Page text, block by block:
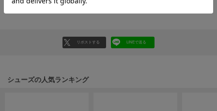
GELATO PIQUE CAT&DOG
ジェラート ピケ キャットアンドドッグ
ジェラート ピケ スリープ
返品・キャンセルについて
リポストする LINEで送る
シューズの人気ランキング